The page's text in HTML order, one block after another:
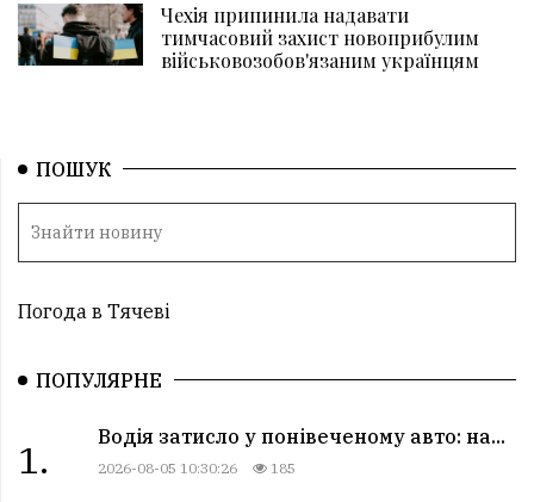
Чехія припинила надавати
тимчасовий захист новоприбулим
військовозобов'язаним українцям
ПОШУК
Погода в Тячеві
ПОПУЛЯРНЕ
1.
Водія затисло у понівеченому авто: на...
2026-08-05 10:30:26 185